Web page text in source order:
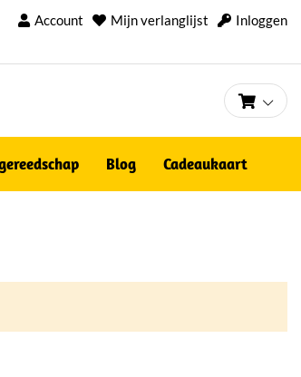
Account Mijn verlanglijst Inloggen
Blog Cadeaukaart